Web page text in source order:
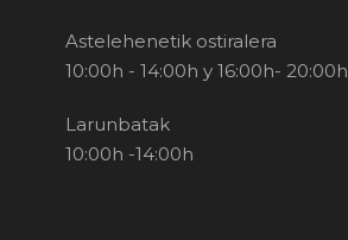
Astelehenetik ostiralera
10:00h - 14:00h y 16:00h- 20:00h
Larunbatak
10:00h -14:00h